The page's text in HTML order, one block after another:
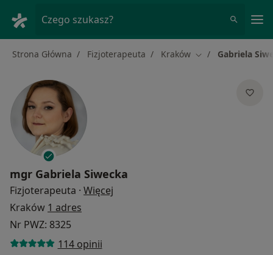
Czego szukasz?
Strona Główna Fizjoterapeuta Kraków Zmień miasto
Gabriela
mgr Gabriela Siwecka
Fizjoterapeuta · Więcej
Kraków 1 adres
Nr PWZ: 8325
114 opinii